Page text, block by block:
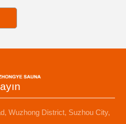
Wuzhong District, Suzhou City,